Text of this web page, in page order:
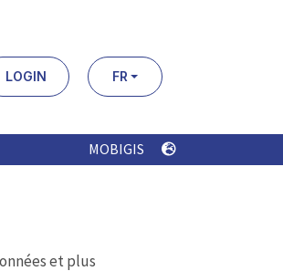
LOGIN FR
MOBIGIS
et plus